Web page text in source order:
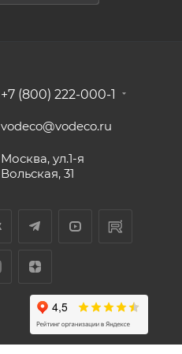
+7 (800) 222-000-1
vodeco@vodeco.ru
Москва, ул.1-я
Вольская, 31